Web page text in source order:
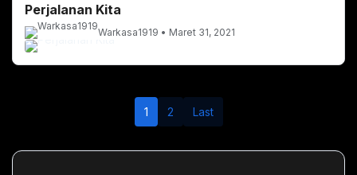
Perjalanan Kita
Warkasa1919 Maret 31, 2021
1 2 Last